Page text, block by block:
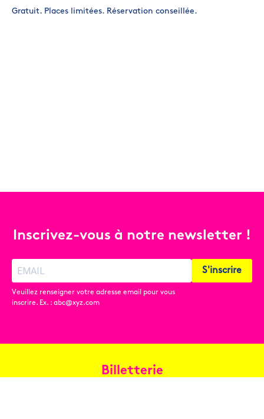
Gratuit. Places limitées. Réservation conseillée.
Inscrivez-vous à notre newsletter !
Veuillez renseigner votre adresse email pour vous
inscrire. Ex. : abc@xyz.com
S'inscrire
Billetterie